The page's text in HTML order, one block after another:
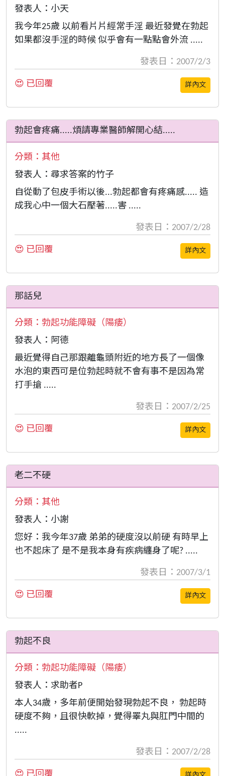
發表人：小天
我今年25歲 以前看片片經常手淫 最近發覺在勃起
如果都沒手淫的時候 似乎會有一點點會外流 .....
發表日：2007/2/3
😍 已回覆 詳內文
勃起會疼痛.....煩請專業醫師解開心結.....
分類： 其他
發表人：尋求答案的竹子
自從動了包皮手術以後...勃起都會有疼痛感..... 造
成我心中一個大石壓著.....害 .....
發表日：2007/2/28
😍 已回覆 詳內文
那話兒
分類： 勃起功能障礙（陽痿）
發表人：阿德
最近覺得自己那跟離龜頭附近的地方長了一個像
水泡的東西可是位勃起時就不會有事不是因為常
打手搶 .....
發表日：2007/2/25
😍 已回覆 詳內文
老二不硬
分類： 其他
發表人：小謝
您好：我今年37歲 弟弟的硬度沒以前硬 有時早上
也不起床了 是不是我本身有疾病纏身了呢? .....
發表日：2007/3/1
😍 已回覆 詳內文
勃起不良
分類： 勃起功能障礙（陽痿）
發表人：求助者P
本人34歲，多年前便開始發現勃起不良， 勃起時
硬度不夠，且很快軟掉，覺得睪丸與肛門中間的
.....
發表日：2007/2/28